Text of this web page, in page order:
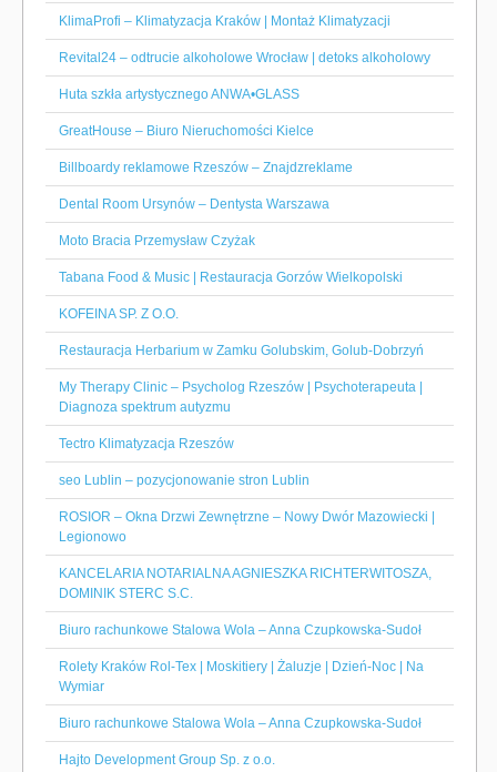
KlimaProfi – Klimatyzacja Kraków | Montaż Klimatyzacji
Revital24 – odtrucie alkoholowe Wrocław | detoks alkoholowy
Huta szkła artystycznego ANWA•GLASS
GreatHouse – Biuro Nieruchomości Kielce
Billboardy reklamowe Rzeszów – Znajdzreklame
Dental Room Ursynów – Dentysta Warszawa
Moto Bracia Przemysław Czyżak
Tabana Food & Music | Restauracja Gorzów Wielkopolski
KOFEINA SP. Z O.O.
Restauracja Herbarium w Zamku Golubskim, Golub-Dobrzyń
My Therapy Clinic – Psycholog Rzeszów | Psychoterapeuta |
Diagnoza spektrum autyzmu
Tectro Klimatyzacja Rzeszów
seo Lublin – pozycjonowanie stron Lublin
ROSIOR – Okna Drzwi Zewnętrzne – Nowy Dwór Mazowiecki |
Legionowo
KANCELARIA NOTARIALNA AGNIESZKA RICHTERWITOSZA,
DOMINIK STERC S.C.
Biuro rachunkowe Stalowa Wola – Anna Czupkowska-Sudoł
Rolety Kraków Rol-Tex | Moskitiery | Żaluzje | Dzień-Noc | Na
Wymiar
Biuro rachunkowe Stalowa Wola – Anna Czupkowska-Sudoł
Hajto Development Group Sp. z o.o.